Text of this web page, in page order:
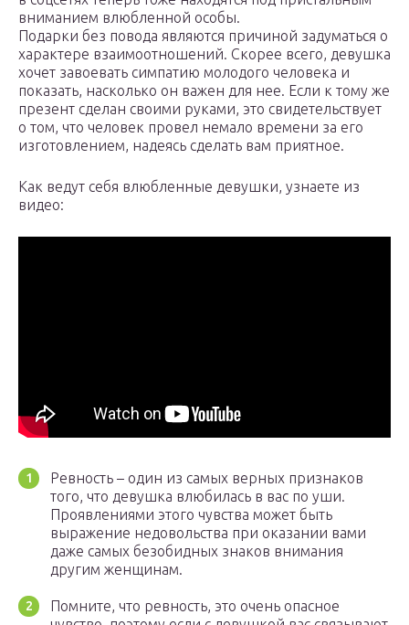
вниманием влюбленной особы.
Подарки без повода являются причиной задуматься о
характере взаимоотношений. Скорее всего, девушка
хочет завоевать симпатию молодого человека и
показать, насколько он важен для нее. Если к тому же
презент сделан своими руками, это свидетельствует
о том, что человек провел немало времени за его
изготовлением, надеясь сделать вам приятное.
Как ведут себя влюбленные девушки, узнаете из
видео:
Ревность – один из самых верных признаков
того, что девушка влюбилась в вас по уши.
Проявлениями этого чувства может быть
выражение недовольства при оказании вами
даже самых безобидных знаков внимания
другим женщинам.
Помните, что ревность, это очень опасное